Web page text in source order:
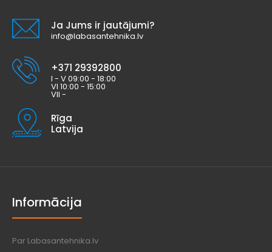
Ja Jums ir jautājumi?
info@labasantehnika.lv
+371 29392800
I - V 09:00 - 18:00
VI 10:00 - 15:00
VII -
Rīga
Latvija
Informācija
Par Labasantehnika.lv